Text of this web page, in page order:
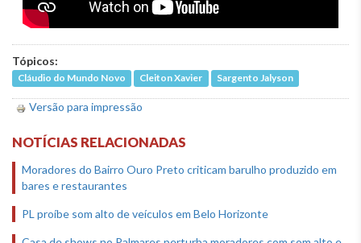
Tópicos:
Cláudio do Mundo Novo Cleiton Xavier Sargento Jalyson
Versão para impressão
NOTÍCIAS RELACIONADAS
Moradores do Bairro Ouro Preto criticam barulho produzido em
bares e restaurantes
PL proíbe som alto de veículos em Belo Horizonte